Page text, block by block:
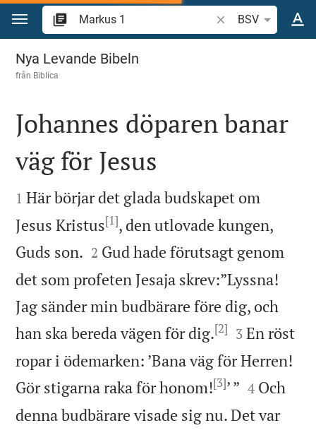
Hoppa till innehåll
Sök bibelvers eller
BSV
Markus 1
Nya Levande Bibeln
från Biblica

Johannes döparen banar
väg för Jesus

1 Här börjar det glada budskapet om
Jesus Kristus[1], den utlovade kungen,
Guds son. 

2 Gud hade förutsagt genom
det som profeten Jesaja skrev:”Lyssna!
Jag sänder min budbärare före dig, och
han ska bereda vägen för dig.[2] 

3 En röst
ropar i ödemarken: ’Bana väg för Herren!
Gör stigarna raka för honom![3]’ ” 

4 Och
denna budbärare visade sig nu. Det var